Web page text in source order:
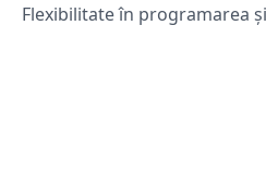
Flexibilitate în programarea